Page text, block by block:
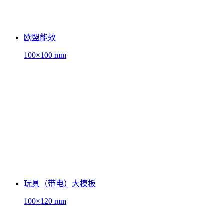
欧盟能效
100×100 mm
玩具（带电）大模板
100×120 mm